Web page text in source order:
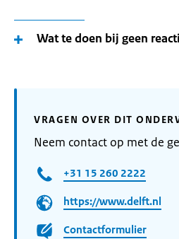
Wat te doen bij geen
VRAGEN OVER DIT
Neem contact op met de
+31 15 260 2222
https://www.delft.nl
Contactformulier